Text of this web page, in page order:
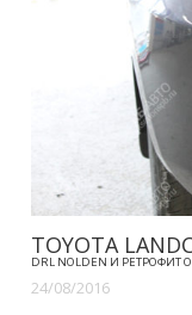
TOYOTA
DRL NOLDEN И РЕТРОФИТ
24/08/2016